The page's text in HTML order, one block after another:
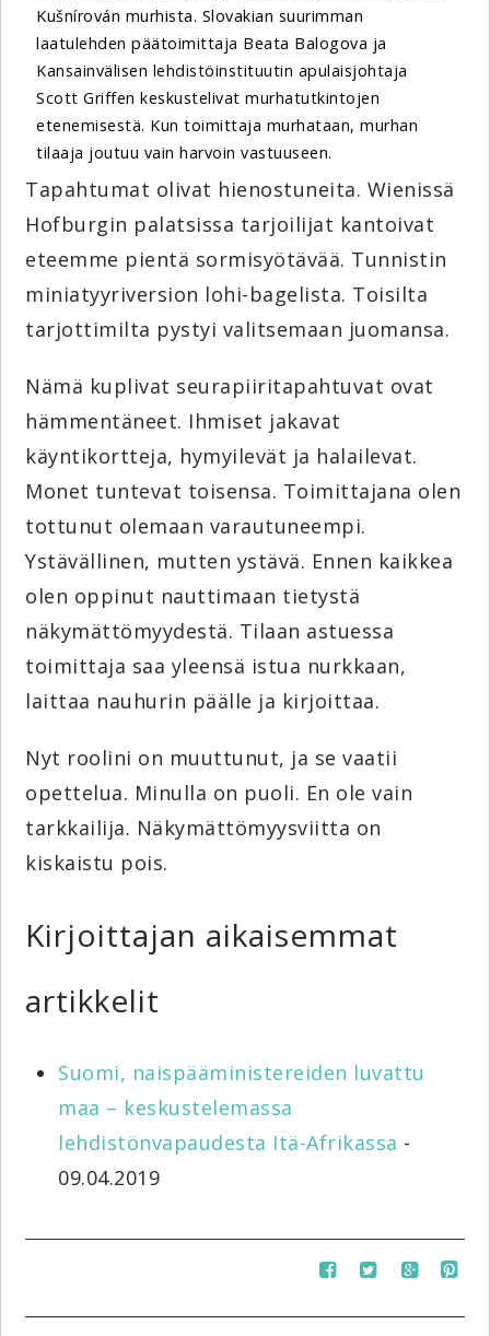
Kušnírován murhista. Slovakian suurimman
laatulehden päätoimittaja Beata Balogova ja
Kansainvälisen lehdistöinstituutin apulaisjohtaja
Scott Griffen keskustelivat murhatutkintojen
etenemisestä. Kun toimittaja murhataan, murhan
tilaaja joutuu vain harvoin vastuuseen.
Tapahtumat olivat hienostuneita. Wienissä
Hofburgin palatsissa tarjoilijat kantoivat
eteemme pientä sormisyötävää. Tunnistin
miniatyyriversion lohi-bagelista. Toisilta
tarjottimilta pystyi valitsemaan juomansa.
Nämä kuplivat seurapiiritapahtuvat ovat
hämmentäneet. Ihmiset jakavat
käyntikortteja, hymyilevät ja halailevat.
Monet tuntevat toisensa. Toimittajana olen
tottunut olemaan varautuneempi.
Ystävällinen, mutten ystävä. Ennen kaikkea
olen oppinut nauttimaan tietystä
näkymättömyydestä. Tilaan astuessa
toimittaja saa yleensä istua nurkkaan,
laittaa nauhurin päälle ja kirjoittaa.
Nyt roolini on muuttunut, ja se vaatii
opettelua. Minulla on puoli. En ole vain
tarkkailija. Näkymättömyysviitta on
kiskaistu pois.
Kirjoittajan aikaisemmat
artikkelit
Suomi, naispääministereiden luvattu
maa – keskustelemassa
lehdistönvapaudesta Itä-Afrikassa -
09.04.2019